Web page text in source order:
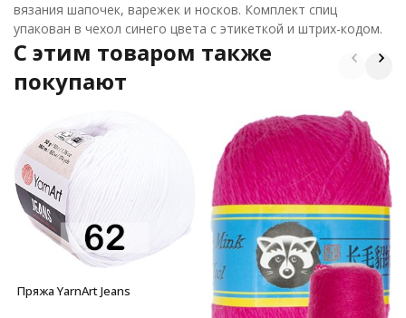
вязания шапочек, варежек и носков. Комплект спиц
упакован в чехол синего цвета с этикеткой и штрих-кодом.
C этим товаром также
покупают
Пряжа YarnArt Jeans